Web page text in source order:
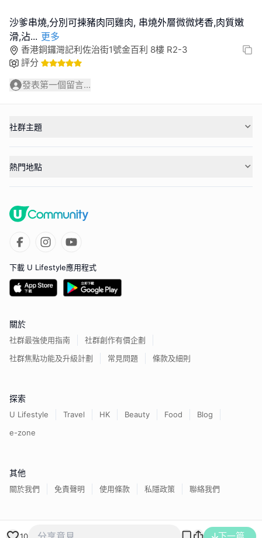
沙爹串燒,分別可揀豬肉同雞肉, 串燒外層微微烤香,肉質嫩
滑,沾... 更多
香港銅鑼灣記利佐治街1號金百利 8樓 R2-3
評分
發表第一個留言...
10
社群主題
熱門地點
下載 U Lifestyle應用程式
關於
社群最強使用指南
社群創作有價企劃
社群焦點功能及升級計劃
常見問題 條款及細則
探索
U Lifestyle Travel HK Beauty Food
Blog
e-zone
其他
關於我們 免責聲明 使用條款 私隱政策 聯絡我們
香港經濟日報版權所有©